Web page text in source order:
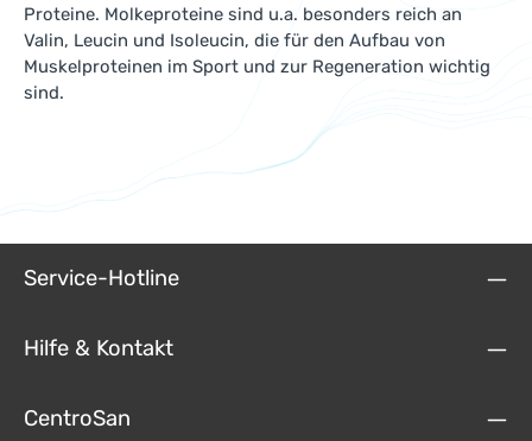
Proteine. Molkeproteine sind u.a. besonders reich an
Valin, Leucin und Isoleucin, die für den Aufbau von
Muskelproteinen im Sport und zur Regeneration wichtig
sind.
Service-Hotline
Hilfe & Kontakt
CentroSan